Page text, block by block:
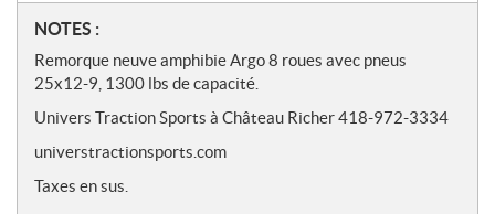
N
o
t
s
NOTES :
Remorque neuve amphibie Argo 8 roues avec pneus
25x12-9, 1300 lbs de capacité.
Univers Traction Sports à Château Richer 418-972-3334
universtractionsports.com
Taxes en sus.